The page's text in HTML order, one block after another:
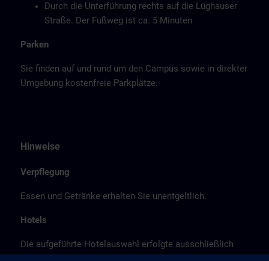
Durch die Unterführung rechts auf die Lüghauser
Straße. Der Fußweg ist ca. 5 Minuten
Parken
Sie finden auf und rund um den Campus sowie in direkter
Umgebung kostenfreie Parkplätze.
Hinweise
Verpflegung
Essen und Getränke erhalten Sie unentgeltlich.
Hotels
Die aufgeführte Hotelauswahl erfolgte ausschließlich